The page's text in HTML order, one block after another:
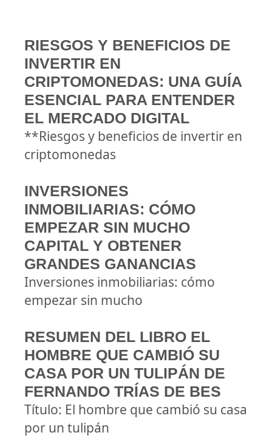
RIESGOS Y BENEFICIOS DE
INVERTIR EN
CRIPTOMONEDAS: UNA GUÍA
ESENCIAL PARA ENTENDER
EL MERCADO DIGITAL
**Riesgos y beneficios de invertir en
criptomonedas
INVERSIONES
INMOBILIARIAS: CÓMO
EMPEZAR SIN MUCHO
CAPITAL Y OBTENER
GRANDES GANANCIAS
Inversiones inmobiliarias: cómo
empezar sin mucho
RESUMEN DEL LIBRO EL
HOMBRE QUE CAMBIÓ SU
CASA POR UN TULIPÁN DE
FERNANDO TRÍAS DE BES
Título: El hombre que cambió su casa
por un tulipán